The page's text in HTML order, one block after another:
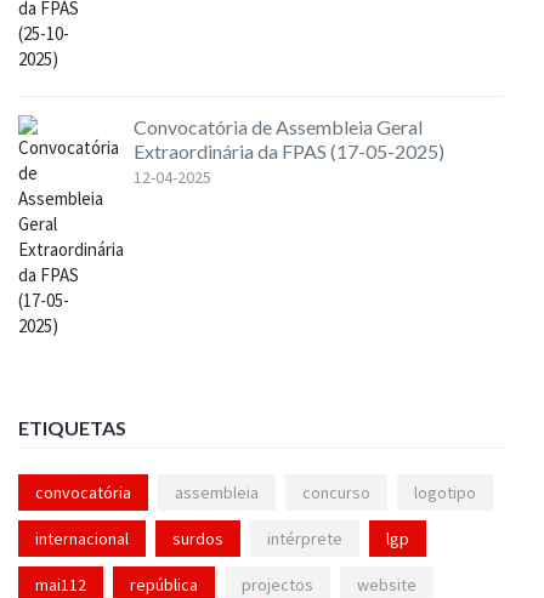
Convocatória de Assembleia Geral
Extraordinária da FPAS (17-05-2025)
12-04-2025
ETIQUETAS
convocatória assembleia concurso logotipo
internacional surdos intérprete lgp
mai112 república projectos website